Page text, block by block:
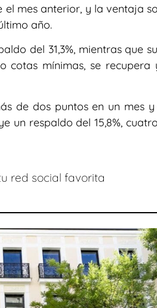
el mes anterior, y la ventaja
año.
del 31,3%, mientras que
cotas mínimas, se recupera
de dos puntos en un mes
un respaldo del 15,8%,
red social favorita